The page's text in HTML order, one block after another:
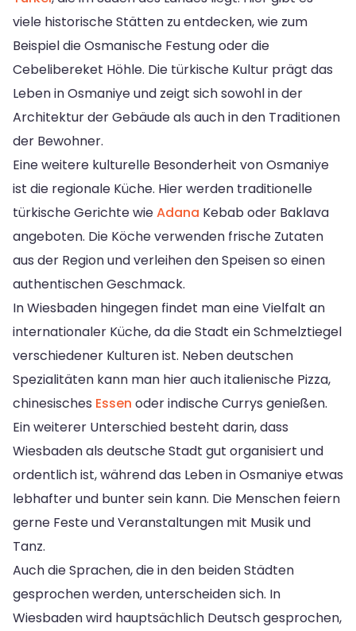
viele historische Stätten zu entdecken, wie zum
Beispiel die Osmanische Festung oder die
Cebelibereket Höhle. Die türkische Kultur prägt das
Leben in Osmaniye und zeigt sich sowohl in der
Architektur der Gebäude als auch in den Traditionen
der Bewohner.
Eine weitere kulturelle Besonderheit von Osmaniye
ist die regionale Küche. Hier werden traditionelle
türkische Gerichte wieAdana Kebab oder Baklava
angeboten. Die Köche verwenden frische Zutaten
aus der Region und verleihen den Speisen so einen
authentischen Geschmack.
In Wiesbaden hingegen findet man eine Vielfalt an
internationaler Küche, da die Stadt ein Schmelztiegel
verschiedener Kulturen ist. Neben deutschen
Spezialitäten kann man hier auch italienische Pizza,
chinesisches Essen oder indische Currys genießen.
Ein weiterer Unterschied besteht darin, dass
Wiesbaden als deutsche Stadt gut organisiert und
ordentlich ist, während das Leben in Osmaniye etwas
lebhafter und bunter sein kann. Die Menschen feiern
gerne Feste und Veranstaltungen mit Musik und
Tanz.
Auch die Sprachen, die in den beiden Städten
gesprochen werden, unterscheiden sich. In
Wiesbaden wird hauptsächlich Deutsch gesprochen,